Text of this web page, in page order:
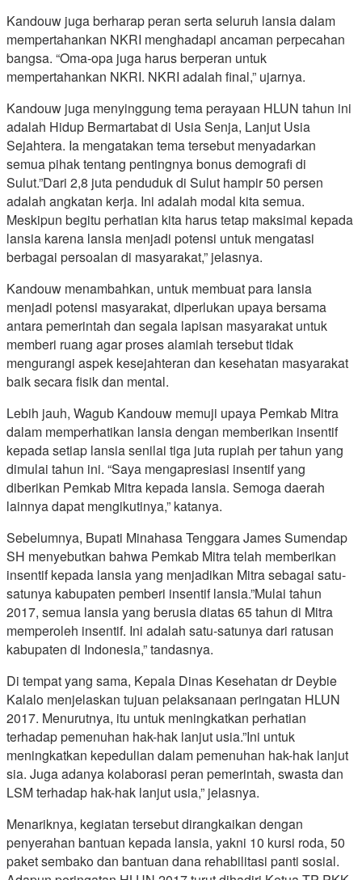
Kandouw juga berharap peran serta seluruh lansia dalam
mempertahankan NKRI menghadapi ancaman perpecahan
bangsa. “Oma-opa juga harus berperan untuk
mempertahankan NKRI. NKRI adalah final,” ujarnya.
Kandouw juga menyinggung tema perayaan HLUN tahun ini
adalah Hidup Bermartabat di Usia Senja, Lanjut Usia
Sejahtera. Ia mengatakan tema tersebut menyadarkan
semua pihak tentang pentingnya bonus demografi di
Sulut.”Dari 2,8 juta penduduk di Sulut hampir 50 persen
adalah angkatan kerja. Ini adalah modal kita semua.
Meskipun begitu perhatian kita harus tetap maksimal kepada
lansia karena lansia menjadi potensi untuk mengatasi
berbagai persoalan di masyarakat,” jelasnya.
Kandouw menambahkan, untuk membuat para lansia
menjadi potensi masyarakat, diperlukan upaya bersama
antara pemerintah dan segala lapisan masyarakat untuk
memberi ruang agar proses alamiah tersebut tidak
mengurangi aspek kesejahteran dan kesehatan masyarakat
baik secara fisik dan mental.
Lebih jauh, Wagub Kandouw memuji upaya Pemkab Mitra
dalam memperhatikan lansia dengan memberikan insentif
kepada setiap lansia senilai tiga juta rupiah per tahun yang
dimulai tahun ini. “Saya mengapresiasi insentif yang
diberikan Pemkab Mitra kepada lansia. Semoga daerah
lainnya dapat mengikutinya,” katanya.
Sebelumnya, Bupati Minahasa Tenggara James Sumendap
SH menyebutkan bahwa Pemkab Mitra telah memberikan
insentif kepada lansia yang menjadikan Mitra sebagai satu-
satunya kabupaten pemberi insentif lansia.”Mulai tahun
2017, semua lansia yang berusia diatas 65 tahun di Mitra
memperoleh insentif. Ini adalah satu-satunya dari ratusan
kabupaten di Indonesia,” tandasnya.
Di tempat yang sama, Kepala Dinas Kesehatan dr Deybie
Kalalo menjelaskan tujuan pelaksanaan peringatan HLUN
2017. Menurutnya, itu untuk meningkatkan perhatian
terhadap pemenuhan hak-hak lanjut usia.”Ini untuk
meningkatkan kepedulian dalam pemenuhan hak-hak lanjut
sia. Juga adanya kolaborasi peran pemerintah, swasta dan
LSM terhadap hak-hak lanjut usia,” jelasnya.
Menariknya, kegiatan tersebut dirangkaikan dengan
penyerahan bantuan kepada lansia, yakni 10 kursi roda, 50
paket sembako dan bantuan dana rehabilitasi panti sosial.